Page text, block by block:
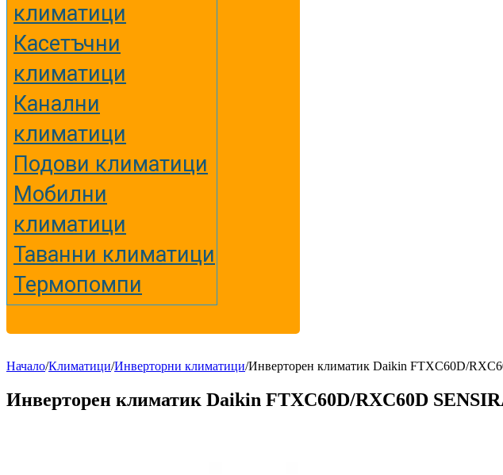
климатици
Касетъчни
климатици
Канални
климатици
Подови климатици
Мобилни
климатици
Таванни климатици
Термопомпи
Начало/Климатици/Инверторни климатици/Инверторен климатик Daikin FTXC60D/
Инверторен климатик Daikin FTXC60D/RXC60D